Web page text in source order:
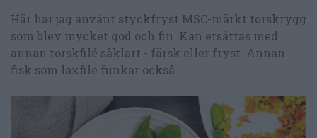
Här har jag använt styckfryst MSC-märkt torskrygg
som blev mycket god och fin. Kan ersättas med
annan torskfilé såklart - färsk eller fryst. Annan
fisk som laxfile funkar också.